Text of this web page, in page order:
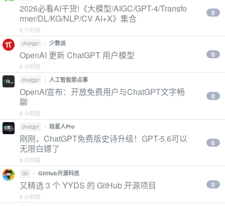
2026必看AI干货!《大模型/AIGC/GPT-4/Transfo
rmer/DL/KG/NLP/CV AI+X》集合
8 小时前
0
chatgpt • 少数派
OpenAI 更新 ChatGPT 用户模型
8 小时前
0
chatgpt • 人工智能那点事
OpenAI宣布：开放免费用户与ChatGPT文字畅
聊
8 小时前
0
chatgpt • 硅星人Pro
刚刚，ChatGPT免费版史诗升级！GPT-5.6可以
无限白嫖了
8 小时前
0
Git • GitHub开源科技
又精选 3 个 YYDS 的 GitHub 开源项目
9 小时前
0